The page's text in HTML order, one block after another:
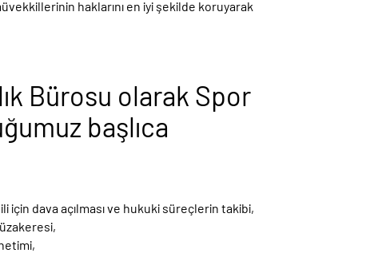
haklarını en iyi şekilde koruyarak
Bürosu olarak Spor
başlıca
için dava açılması ve hukuki süreçlerin takibi,